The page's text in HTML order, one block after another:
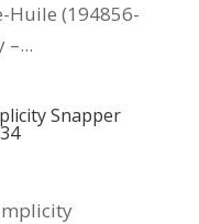
Huile (194856-
–...
Snapper